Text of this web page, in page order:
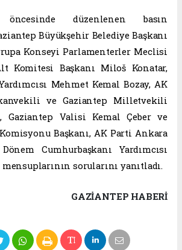
düzenlenen basın
Büyükşehir Belediye Başkanı
Konseyi Parlamenterler Meclisi
Komitesi Başkanı Miloš Konatar,
Mehmet Kemal Bozay, AK
ve Gaziantep Milletvekili
Gaziantep Valisi Kemal Çeber ve
Başkanı, AK Parti Ankara
Cumhurbaşkanı Yardımcısı
mensuplarının sorularını yanıtladı.
GAZIANTEP HABERİ